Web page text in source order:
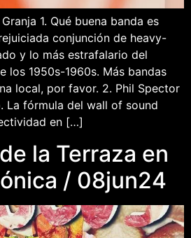
1. Qué buena banda es
conjunción de heavy-
y lo más estrafalario del
los 1950s-1960s. Más bandas
local, por favor. 2. Phil Spector
La fórmula del wall of sound
en […]
la Terraza en
/ 08jun24